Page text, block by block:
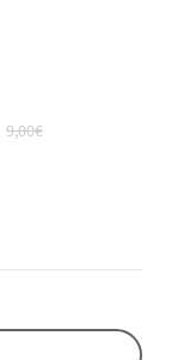
9,00€